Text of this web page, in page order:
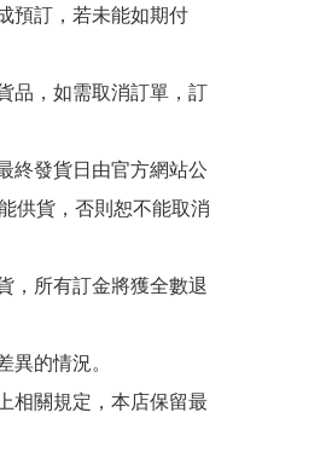
預訂，若未能如期付
品，如需取消訂單，訂
終發貨日由官方網站公
供貨，否則恕不能取消
，所有訂金將獲全數退
異的情況。
相關規定，本店保留最